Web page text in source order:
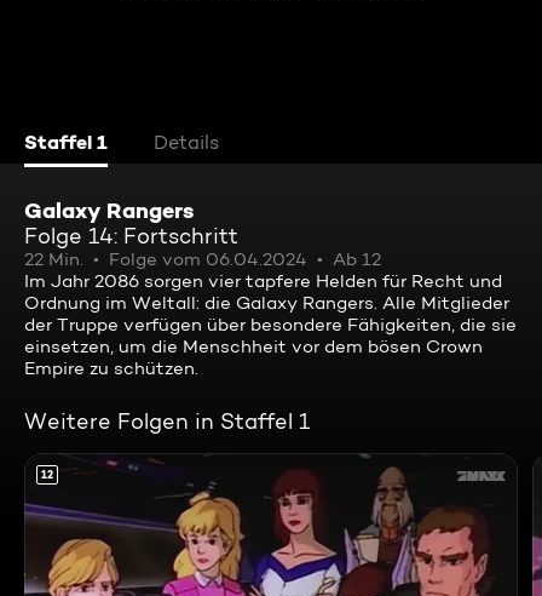
Staffel 1 Details
Galaxy Rangers
Folge 14: Fortschritt
22 Min. Folge vom 06.04.2024
Ab 12
Im Jahr 2086 sorgen vier tapfere Helden für Recht und
Ordnung im Weltall: die Galaxy Rangers. Alle Mitglieder
der Truppe verfügen über besondere Fähigkeiten, die sie
einsetzen, um die Menschheit vor dem bösen Crown
Empire zu schützen.
Weitere Folgen in Staffel 1
12